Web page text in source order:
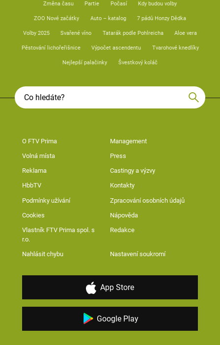
Změna času Partie Počasí Kdy budou volby
ZOO Nové začátky Auto – katalog 7 pádů Honzy Dědka
Volby 2025 Svařené víno Tatarák podle Pohlreicha Aloe vera
Pěstování lichořeřišnice Výpočet ascendentu Tvarohové knedlíky
Nejlepší palačinky Švestkový koláč
O FTV Prima Management
Volná místa Press
Reklama Castingy a výzvy
HbbTV Kontakty
Podmínky užívání Zpracování osobních údajů
Cookies Nápověda
Vlastník FTV Prima spol. s
r.o.
Redakce
Nahlásit chybu Nastavení soukromí
App Store
Google Play